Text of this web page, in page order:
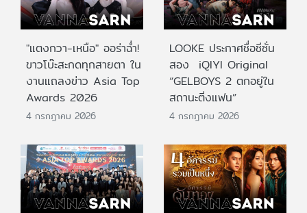
"แตงกวา-เหนือ" ออร่าฉ่ำ!
ขาวโบ๊ะสะกดทุกสายตา ใน
งานแถลงข่าว Asia Top
Awards 2026
4 กรกฎาคม 2026
LOOKE ประกาศชื่อซีซั่น
สอง iQIYI Original
“GELBOYS 2 ตกอยู่ใน
สถานะติ่งแฟน”
4 กรกฎาคม 2026